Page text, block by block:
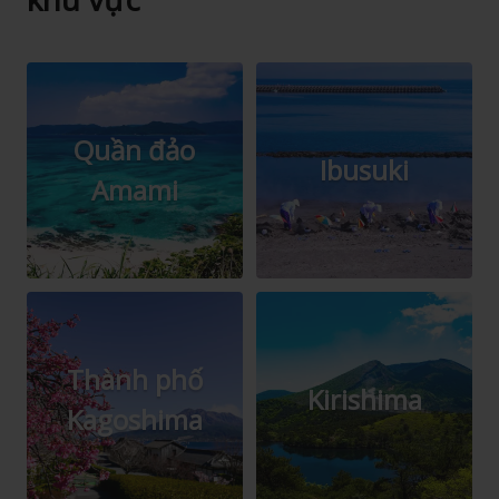
Quần đảo
Amami
Ibusuki
Thành phố
Kagoshima
Kirishima